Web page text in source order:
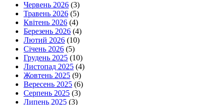
Червень 2026 (3)
Травень 2026 (5)
Квітень 2026 (4)
Березень 2026 (4)
Лютий 2026 (10)
Січень 2026 (5)
Грудень 2025 (10)
Листопад 2025 (4)
Жовтень 2025 (9)
Вересень 2025 (6)
Серпень 2025 (3)
Липень 2025 (3)